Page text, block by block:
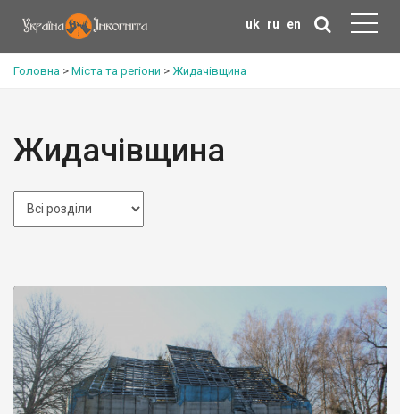
uk ru en
Головна > Міста та регіони > Жидачівщина
Жидачівщина